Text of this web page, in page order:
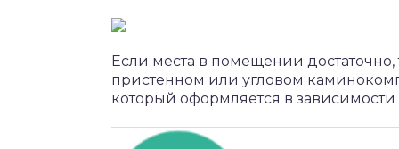
Если места в помещении достаточно,
пристенном или угловом
который оформляется в